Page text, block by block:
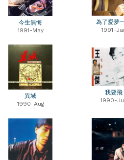
今生無悔
1991-May
為了愛夢
1991-
異域
1990-Aug
我要飛
1990-